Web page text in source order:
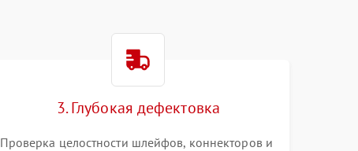
3. Глубокая дефектовка
Проверка целостности шлейфов, коннекторов и